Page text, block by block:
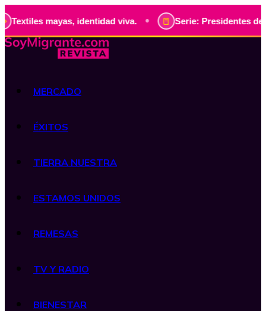
mayas, identidad viva. • Serie: Presidentes de
MERCADO
ÉXITOS
TIERRA NUESTRA
ESTAMOS UNIDOS
REMESAS
TV Y RADIO
BIENESTAR